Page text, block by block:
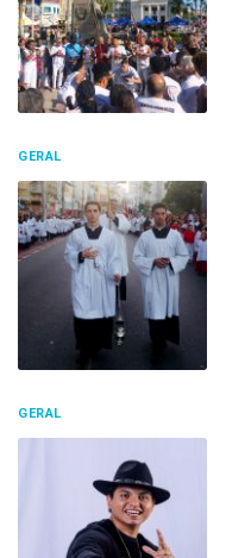
GERAL
GERAL